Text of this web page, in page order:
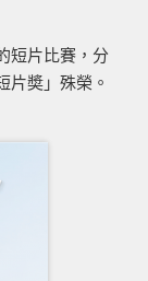
短片比賽，分
片奬」殊榮。